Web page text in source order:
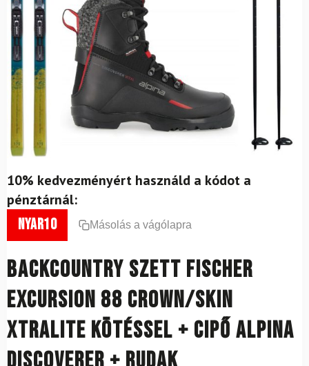
10% kedvezményért használd a kódot a
pénztárnál:
nyar10 Másolás a vágólapra
Backcountry szett FISCHER
Excursion 88 Crown/Skin
Xtralite kötéssel + cipő Alpina